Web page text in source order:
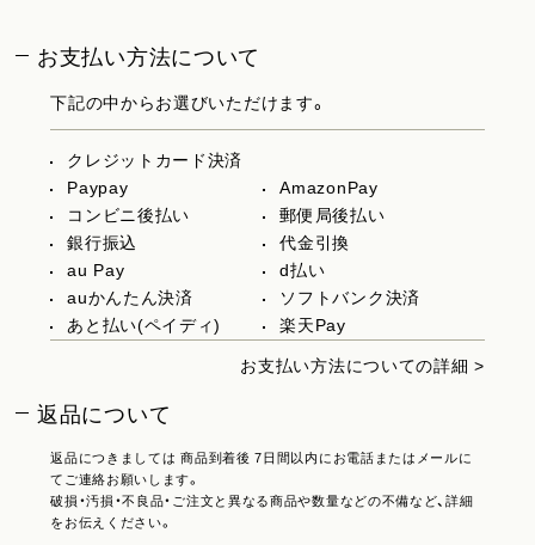
お支払い方法について
下記の中からお選びいただけます。
クレジットカード決済
Paypay
AmazonPay
コンビニ後払い
郵便局後払い
銀行振込
代金引換
au Pay
d払い
auかんたん決済
ソフトバンク決済
あと払い(ペイディ)
楽天Pay
お支払い方法についての詳細 >
返品について
返品につきましては 商品到着後 7日間以内にお電話またはメールに
てご連絡お願いします。
破損・汚損・不良品・ご注文と異なる商品や数量などの不備など、詳細
をお伝えください。